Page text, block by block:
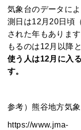
気象台のデータに
測日は12月20日頃
された年もありま
もるのは12月以降
使う人は12月に入
す。
参考）熊谷地方気
https://www.jma-